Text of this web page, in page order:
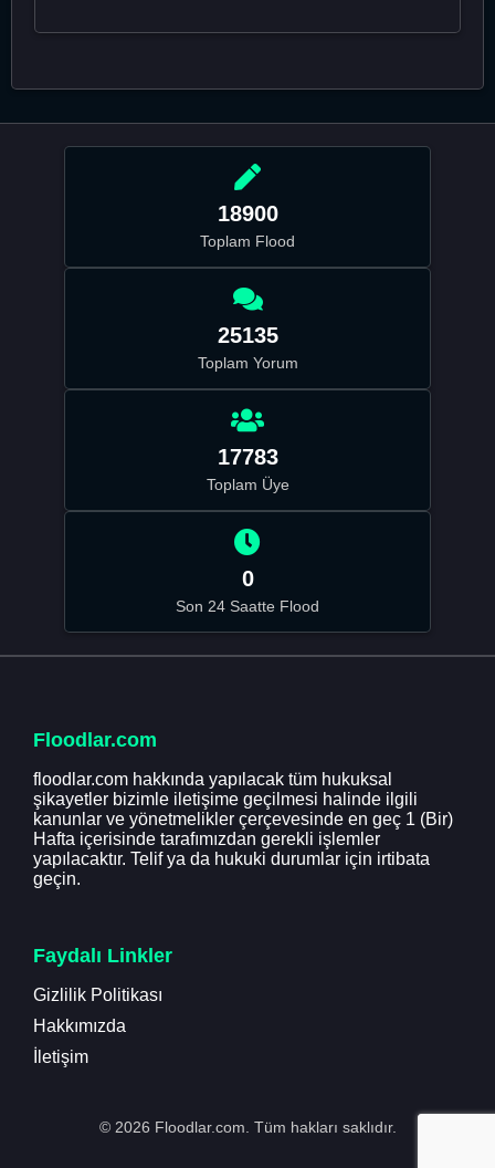
18900
Toplam Flood
25135
Toplam Yorum
17783
Toplam Üye
0
Son 24 Saatte Flood
Floodlar.com
floodlar.com hakkında yapılacak tüm hukuksal
şikayetler bizimle iletişime geçilmesi halinde ilgili
kanunlar ve yönetmelikler çerçevesinde en geç 1 (Bir)
Hafta içerisinde tarafımızdan gerekli işlemler
yapılacaktır. Telif ya da hukuki durumlar için irtibata
geçin.
Faydalı Linkler
Gizlilik Politikası
Hakkımızda
İletişim
© 2026 Floodlar.com. Tüm hakları saklıdır.